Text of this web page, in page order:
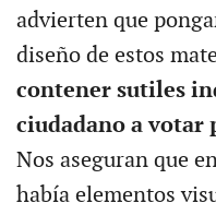
advierten que
diseño de estos
contener sutiles
ciudadano a votar
Nos aseguran que
había elementos